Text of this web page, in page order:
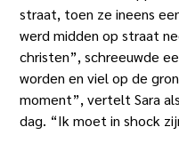
straat, toen ze ineens
werd midden op straat
christen”, schreeuwde
worden en viel op de
moment”, vertelt Sara
dag. “Ik moet in shock